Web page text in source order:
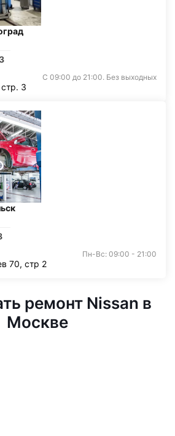
С 09:00 до 21:00. Без выходных
3
Пн-Вс: 09:00 - 21:00
70, стр 2
ремонт Nissan в
Москве